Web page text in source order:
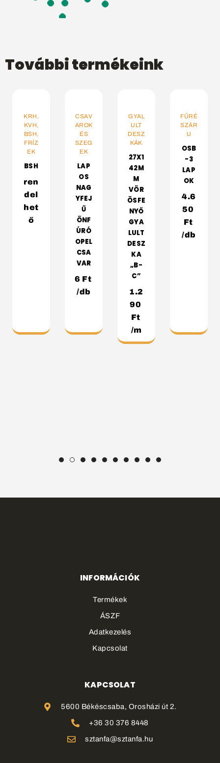
További termékeink
KOSÁRBA
KRH,
KVH,
BSH,
FRÍZ
EK
BSH
ren
del
het
ő
VÁLASSZ
OPCIÓT
CSAV
AROK
ÉS
SZEG
EK
LAP
OS
NAG
YFEJ
Ű
ÖNF
ÚRÓ
OPEL
CSA
VAR
6 Ft
/db
KOSÁRBA
GYAL
ULT
DESZ
KÁK
27X1
42M
M
VÖR
ÖSFE
NYŐ
GYA
LULT
DESZ
KA
„B-
C”
1.2
90
Ft
/m
VÁLASSZ
OPCIÓT
FŰRÉ
SZÁR
U
OSB
-3
LAP
OK
4.6
50
Ft
/db
INFORMÁCIÓK
Termékek
ÁSZF
Adatkezelés
Kapcsolat
KAPCSOLAT
5600 Békéscsaba, Orosházi út 2.
+36 30 376 8448
sztanfa@sztanfa.hu